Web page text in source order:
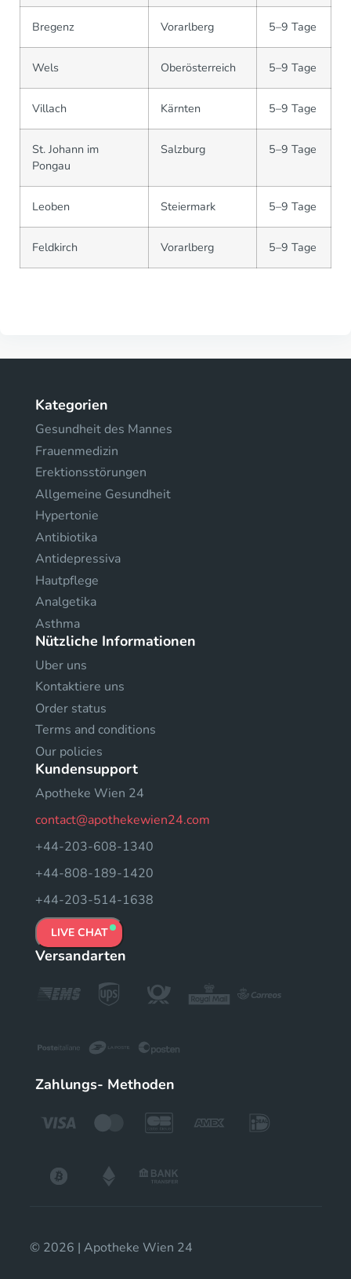
Bregenz Vorarlberg 5–9 Tage
Wels Oberösterreich 5–9 Tage
Villach Kärnten 5–9 Tage
St. Johann im
Pongau
Salzburg 5–9 Tage
Leoben Steiermark 5–9 Tage
Feldkirch Vorarlberg 5–9 Tage
Kategorien
Gesundheit des Mannes
Frauenmedizin
Erektionsstörungen
Allgemeine Gesundheit
Hypertonie
Antibiotika
Antidepressiva
Hautpflege
Analgetika
Asthma
Nützliche Informationen
Uber uns
Kontaktiere uns
Order status
Terms and conditions
Our policies
Kundensupport
Apotheke Wien 24
contact@apothekewien24.com
+44-203-608-1340
+44-808-189-1420
+44-203-514-1638
LIVE CHAT
Versandarten
Zahlungs- Methoden
© 2026 | Apotheke Wien 24